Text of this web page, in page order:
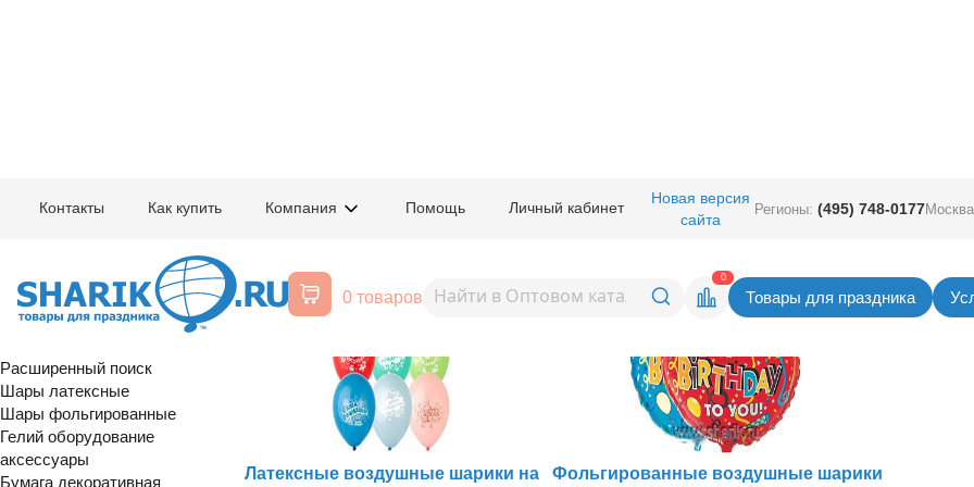
Контакты Как купить Компания Помощь Личный кабинет
Новая версия
сайта
Регионы: (495) 748-0177
0 товаров
0
Товары для праздника
Воздушные шарики на день рождения | купить оптом –
Воздушные шары, все для
Расширенный поиск
Шары латексные
Шары фольгированные
Гелий оборудование
аксессуары
Бумага декоративная
Латексные воздушные шарики на
Фольгированные воздушные шарики